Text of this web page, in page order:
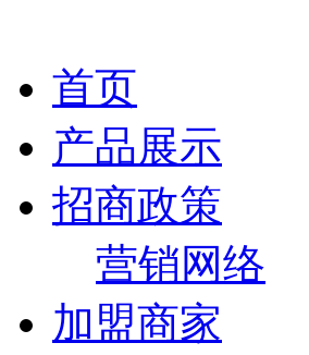
首页
产品展示
招商政策
营销网络
加盟商家